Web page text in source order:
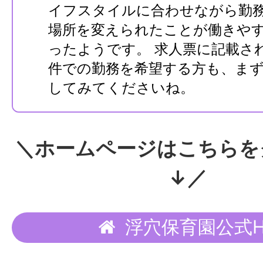
イフスタイルに合わせながら勤
場所を変えられたことが働きや
ったようです。 求人票に記載さ
件での勤務を希望する方も、ま
してみてくださいね。
＼ホームページはこちら
↓／
浮穴保育園公式